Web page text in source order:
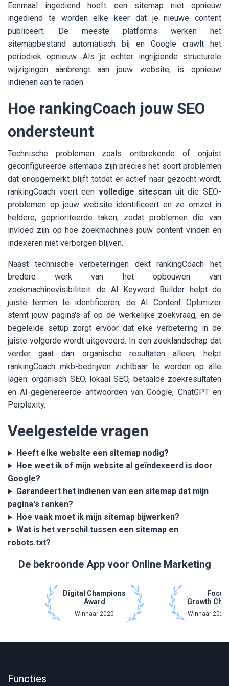
Eenmaal ingediend hoeft een sitemap niet opnieuw
ingediend te worden elke keer dat je nieuwe content
publiceert. De meeste platforms werken het
sitemapbestand automatisch bij en Google crawlt het
periodiek opnieuw. Als je echter ingrijpende structurele
wijzigingen aanbrengt aan jouw website, is opnieuw
indienen aan te raden.
Hoe rankingCoach jouw SEO
ondersteunt
Technische problemen zoals ontbrekende of onjuist
geconfigureerde sitemaps zijn precies het soort problemen
dat onopgemerkt blijft totdat er actief naar gezocht wordt.
rankingCoach voert een volledige sitescan uit die SEO-
problemen op jouw website identificeert en ze omzet in
heldere, geprioriteerde taken, zodat problemen die van
invloed zijn op hoe zoekmachines jouw content vinden en
indexeren niet verborgen blijven.
Naast technische verbeteringen dekt rankingCoach het
bredere werk van het opbouwen van
zoekmachinevisibiliteit: de AI Keyword Builder helpt de
juiste termen te identificeren, de AI Content Optimizer
stemt jouw pagina's af op de werkelijke zoekvraag, en de
begeleide setup zorgt ervoor dat elke verbetering in de
juiste volgorde wordt uitgevoerd. In een zoeklandschap dat
verder gaat dan organische resultaten alleen, helpt
rankingCoach mkb-bedrijven zichtbaar te worden op alle
lagen: organisch SEO, lokaal SEO, betaalde zoekresultaten
en AI-gegenereerde antwoorden van Google, ChatGPT en
Perplexity.
Veelgestelde vragen
Heeft elke website een sitemap nodig?
Hoe weet ik of mijn website al geïndexeerd is door
Google?
Garandeert het indienen van een sitemap dat mijn
pagina's ranken?
Hoe vaak moet ik mijn sitemap bijwerken?
Wat is het verschil tussen een sitemap en
robots.txt?
De bekroonde App voor Online Marketing
Digital Champions
Award
Winnaar 2020
Focus
Growth
Winnaar 2021
Functies